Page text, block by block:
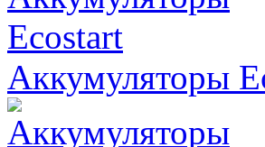
Аккумуляторы